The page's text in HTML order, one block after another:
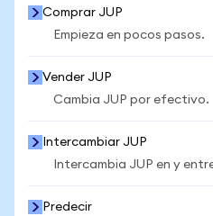
Comprar JUP
Empieza en pocos pasos.
Vender JUP
Cambia JUP por efectivo.
Intercambiar JUP
Intercambia JUP en y
Predecir